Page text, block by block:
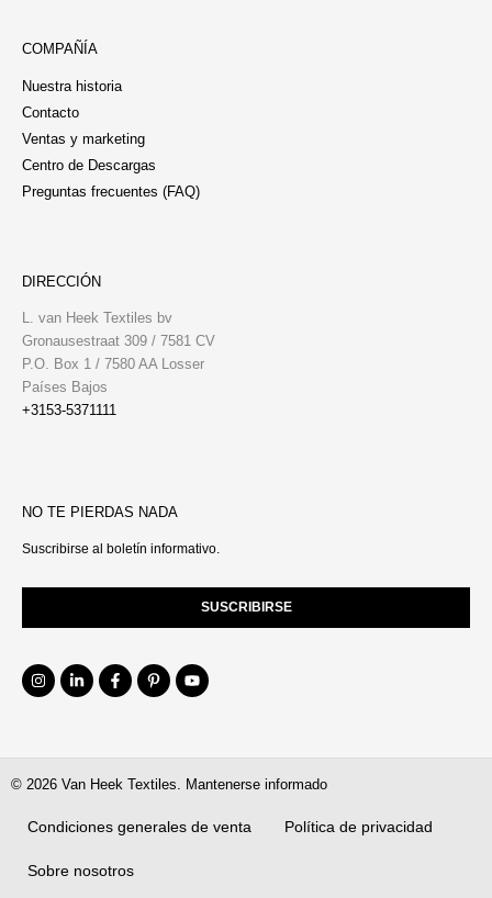
COMPAÑÍA
Nuestra historia
Contacto
Ventas y marketing
Centro de Descargas
Preguntas frecuentes (FAQ)
DIRECCIÓN
L. van Heek Textiles bv
Gronausestraat 309 / 7581 CV
P.O. Box 1 / 7580 AA Losser
Países Bajos
+3153-5371111
NO TE PIERDAS NADA
Suscribirse al boletín informativo.
SUSCRIBIRSE
© 2026 Van Heek Textiles. Mantenerse informado
Condiciones generales de venta Política de privacidad
Sobre nosotros